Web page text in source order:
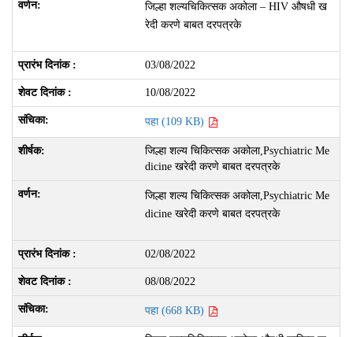
जिल्हा शल्यचिकित्सक अकोला – HIV औषधी ख
रेदी करणे बाबत दरपत्रके
03/08/2022
10/08/2022
पहा (109 KB)
जिल्हा शल्य चिकित्सक अकोला,Psychiatric Me
dicine खरेदी करणे बाबत दरपत्रके
जिल्हा शल्य चिकित्सक अकोला,Psychiatric Me
dicine खरेदी करणे बाबत दरपत्रके
02/08/2022
08/08/2022
पहा (668 KB)